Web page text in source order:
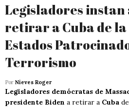
Legisladores instan
retirar a Cuba de
Estados
Terrorismo
Por Nieves Roger
Legisladores demócratas de
presidente Biden a retirar a Cuba